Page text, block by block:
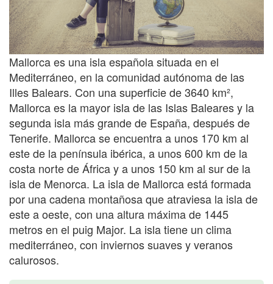
Mallorca es una isla española situada en el
Mediterráneo, en la comunidad autónoma de las
Illes Balears. Con una superficie de 3640 km²,
Mallorca es la mayor isla de las Islas Baleares y la
segunda isla más grande de España, después de
Tenerife. Mallorca se encuentra a unos 170 km al
este de la península ibérica, a unos 600 km de la
costa norte de África y a unos 150 km al sur de la
isla de Menorca. La isla de Mallorca está formada
por una cadena montañosa que atraviesa la isla de
este a oeste, con una altura máxima de 1445
metros en el puig Major. La isla tiene un clima
mediterráneo, con inviernos suaves y veranos
calurosos.